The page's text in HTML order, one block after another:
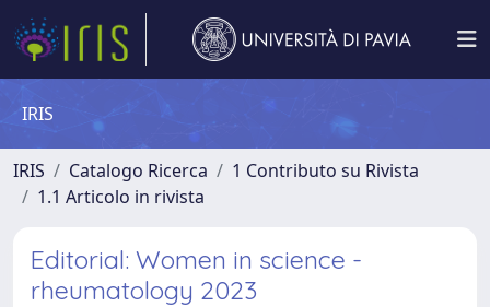
IRIS
IRIS Catalogo Ricerca
1 Contributo su Rivista
1.1 Articolo in rivista
Editorial: Women in science -
rheumatology 2023